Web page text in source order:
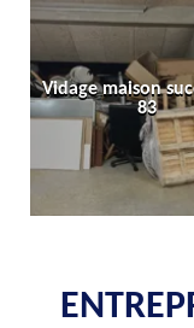
Vidage maison
83